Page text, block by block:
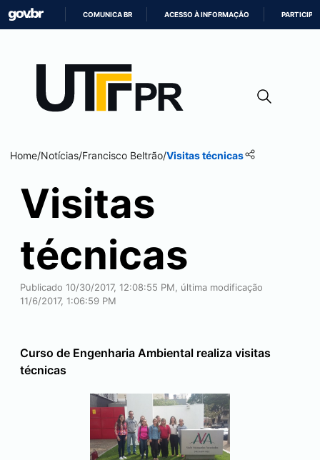
CONTEÚDO
COMUNICA BR ACESSO À INFORMAÇÃO PARTICIPE
Home/Notícias/Francisco Beltrão/Visitas técnicas
Visitas
técnicas
Publicado 10/30/2017, 12:08:55 PM, última modificação
11/6/2017, 1:06:59 PM
Curso de Engenharia Ambiental realiza visitas
técnicas